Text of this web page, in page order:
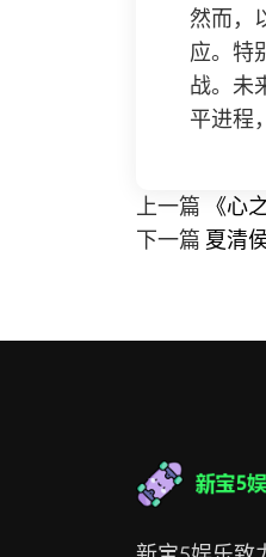
然而，
应。特
战。未
平进程
上一篇
《心
下一篇 夏清